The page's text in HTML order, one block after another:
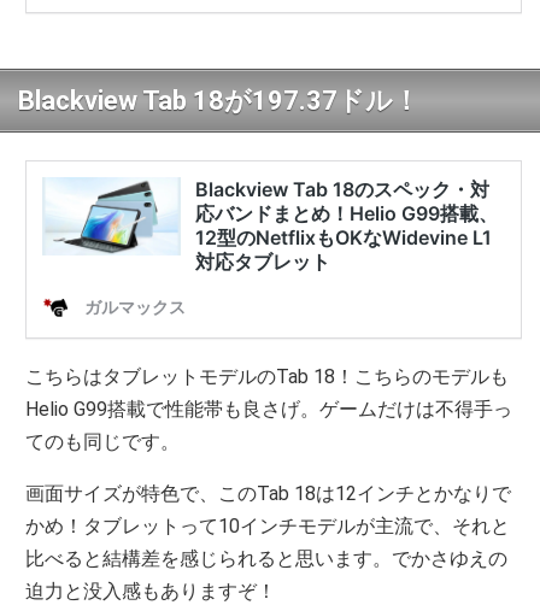
Blackview Tab 18が197.37ドル！
こちらはタブレットモデルのTab 18！こちらのモデルも
Helio G99搭載で性能帯も良さげ。ゲームだけは不得手っ
てのも同じです。
画面サイズが特色で、このTab 18は12インチとかなりで
かめ！タブレットって10インチモデルが主流で、それと
比べると結構差を感じられると思います。でかさゆえの
迫力と没入感もありますぞ！